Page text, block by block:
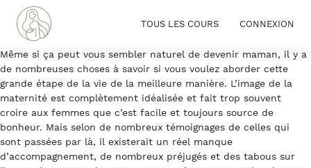
TOUS LES COURS CONNEXION
Même si ça peut vous sembler naturel de devenir maman, il y a
de nombreuses choses à savoir si vous voulez aborder cette
grande étape de la vie de la meilleure manière. L’image de la
maternité est complètement idéalisée et fait trop souvent
croire aux femmes que c’est facile et toujours source de
bonheur. Mais selon de nombreux témoignages de celles qui
sont passées par là, il existerait un réel manque
d’accompagnement, de nombreux préjugés et des tabous sur